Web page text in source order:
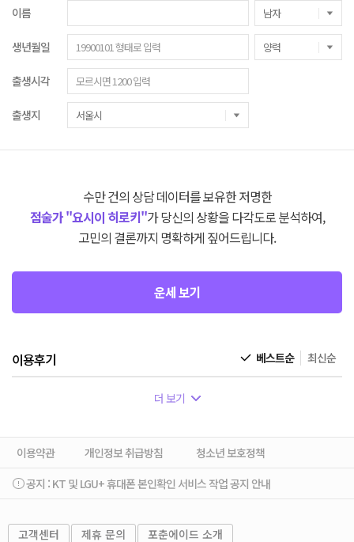
이름
생년월일
출생시각
출생지
수만 건의 상담 데이터를 보유한 저명한
점술가 "요시이 히로키"가 당신의 상황을 다각도로 분석하여,
고민의 결론까지 명확하게 짚어드립니다.
운세 보기
이용후기 베스트순 최신순
더 보기
이용약관 개인정보 취급방침
청소년 보호정책
공지 : KT 및 LGU+ 휴대폰 본인확인 서비스 작업 공지 안내
고객센터 제휴 문의 포춘에이드 소개